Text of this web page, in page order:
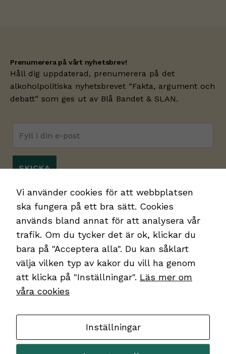
Prenumerera på vårt nyhetsbrev!
Håll dig uppdaterad, prenumerera på det
alkoholpolitiska nyhetsbrevet “Fakta, argument och
debatt” som ges ut av Blå Bandet & SLAN.
Jag godkänner integritetspolicyn.
Sveriges Landsråd för Alkohol- och
Kontakt
Kakor
Integritetspolicy
Vi använder cookies för att webbplatsen
ska fungera på ett bra sätt. Cookies
används bland annat för att analysera vår
trafik. Om du tycker det är ok, klickar du
bara på "Acceptera alla". Du kan såklart
välja vilken typ av kakor du vill ha genom
att klicka på "Inställningar". Läs mer om
våra cookies
Inställningar